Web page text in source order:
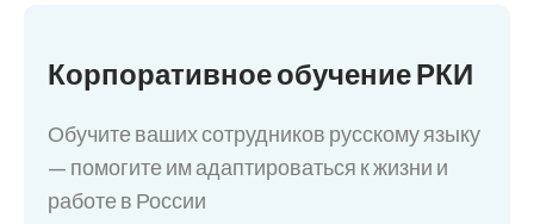
Корпоративное обучение РКИ
Обучите ваших сотрудников русскому языку
— помогите им адаптироваться к жизни и
работе в России